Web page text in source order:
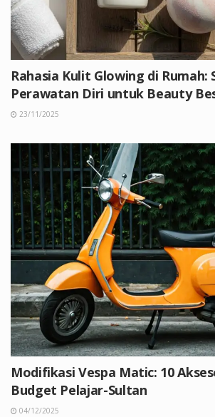
Rahasia Kulit Glowing di Rumah:
Perawatan Diri untuk Beauty
23/11/2025
Modifikasi Vespa Matic: 10
Budget Pelajar-Sultan
04/12/2025